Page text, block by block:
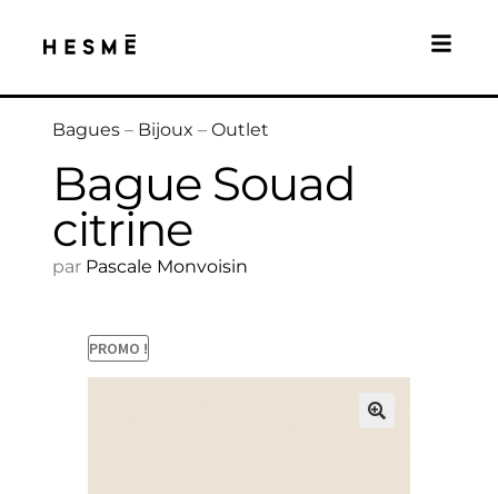
Bagues – Bijoux – Outlet
Bague Souad
citrine
par Pascale Monvoisin
PROMO !